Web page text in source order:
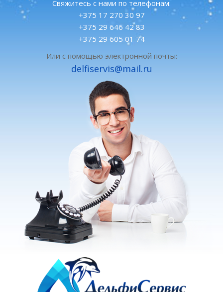
Свяжитесь с нами по телефонам:
+375 17 270 30 97
+375 29 646 42 83
+375 29 605 01 74
Или с помощью электронной почты:
delfiservis@mail.ru